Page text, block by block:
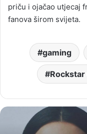
priču i ojačao utjecaj
fanova širom svijeta.
gaming
Rockstar